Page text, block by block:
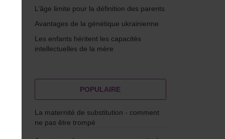
L’âge limite pour la définition des parents
Avantages de la génétique ukrainienne
Les enfants héritent les capacités
intellectuelles de la mère
POPULAIRE
La maternité de substitution - comment
ne pas être trompé